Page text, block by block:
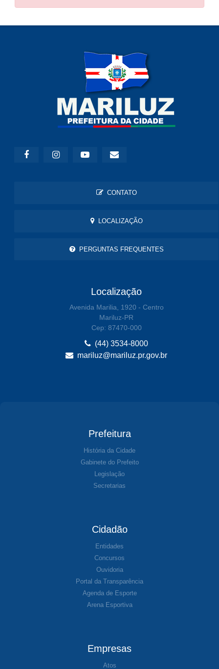
CONTATO
LOCALIZAÇÃO
PERGUNTAS FREQUENTES
Localização
Avenida Marilia, 1920 - Centro
Mariluz-PR
Cep: 87470-000
(44) 3534-8000
mariluz@mariluz.pr.gov.br
Prefeitura
História da Cidade
Gabinete do Prefeito
Legislação
Secretarias
Cidadão
Entidades
Concursos
Ouvidoria
Portal da Transparência
Agenda de Esporte
Arena Esportiva
Empresas
Atos